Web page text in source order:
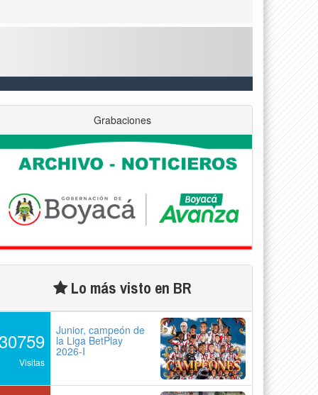
Grabaciones
Lo más visto en BR
Visitas
Junior, campeón de
la Liga BetPlay
2026-I